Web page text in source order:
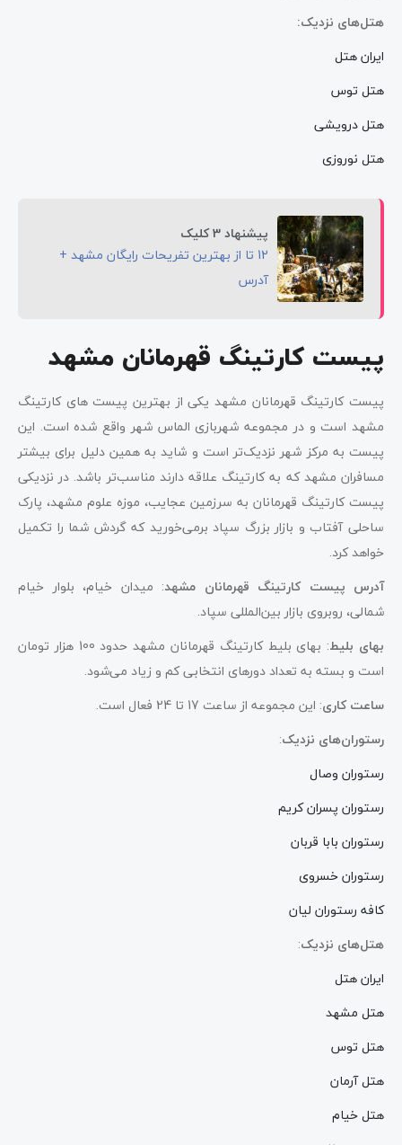
هتل‌های نزدیک:
ایران هتل
هتل توس
هتل درویشی
هتل نوروزی
پیشنهاد 3 کلیک
12 تا از بهترین تفریحات رایگان مشهد +
آدرس
پیست کارتینگ قهرمانان مشهد
پیست کارتینگ قهرمانان مشهد یکی از بهترین پیست های کارتینگ
مشهد است و در مجموعه شهربازی الماس شهر واقع شده است. این
پیست به مرکز شهر نزدیک‌تر است و شاید به همین دلیل برای بیشتر
مسافران مشهد که به کارتینگ علاقه دارند مناسب‌تر باشد. در نزدیکی
پیست کارتینگ قهرمانان به سرزمین عجایب، موزه علوم مشهد، پارک
ساحلی آفتاب و بازار بزرگ سپاد برمی‌خورید که گردش شما را تکمیل
خواهد کرد.
آدرس پیست کارتینگ قهرمانان مشهد: میدان خیام، بلوار خیام
شمالی، روبروی بازار بین‌المللی سپاد.
بهای بلیط
: بهای بلیط کارتینگ قهرمانان مشهد حدود 100 هزار تومان
است و بسته به تعداد دورهای انتخابی کم و زیاد می‌شود.
ساعت کاری: این مجموعه از ساعت 17 تا 24 فعال است.
رستوران‌های نزدیک:
رستوران وصال
رستوران پسران کریم
رستوران بابا قربان
رستوران خسروی
کافه رستوران لیان
هتل‌های نزدیک:
ایران هتل
هتل مشهد
هتل توس
هتل آرمان
هتل خیام